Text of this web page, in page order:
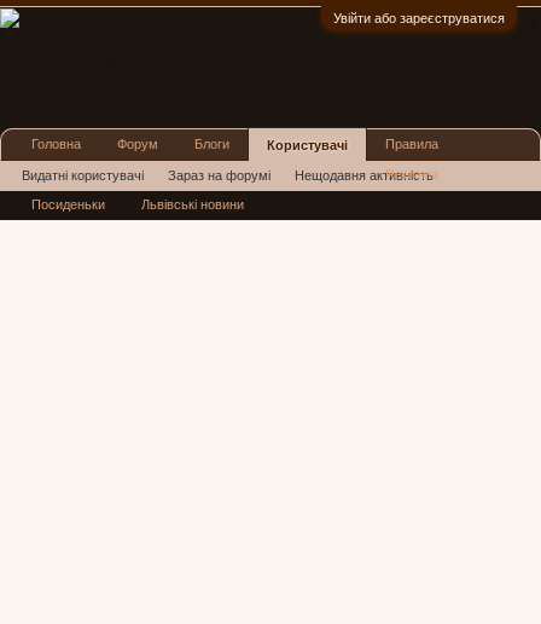
Увійти або зареєструватися
Головна Форум Блоги Користувачі
Видатні користувачі Зараз на форумі Нещодавня активність
Нові повідомлення профілю
Правила
Реклама
Посиденьки Львівські новини